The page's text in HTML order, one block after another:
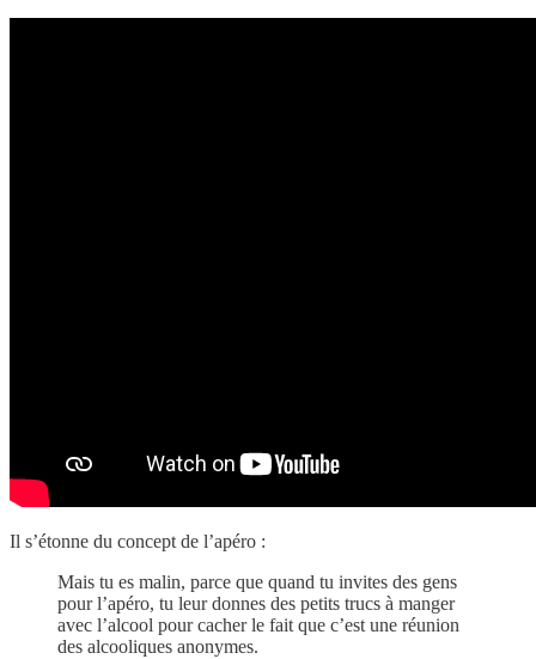
Il s’étonne du concept de l’apéro :
Mais tu es malin, parce que quand tu invites des gens
pour l’apéro, tu leur donnes des petits trucs à manger
avec l’alcool pour cacher le fait que c’est une réunion
des alcooliques anonymes.